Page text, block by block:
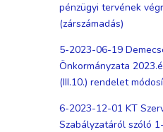
pénzügyi tervének
(zárszámadás)
5-2023-06-19
Önkormányzata
(III.10.) rendelet
6-2023-12-01 KT
Szabályzatáról szóló